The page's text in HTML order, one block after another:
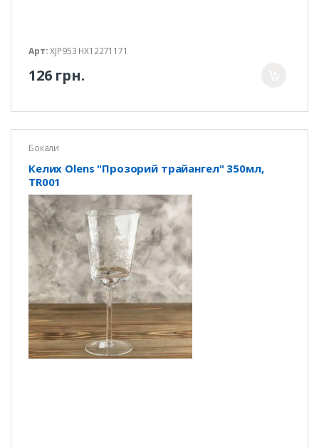
Арт:XJP953 HX12271171
126 грн.
Бокали
Келих Olens "Прозорий трайангел" 350мл,
TR001